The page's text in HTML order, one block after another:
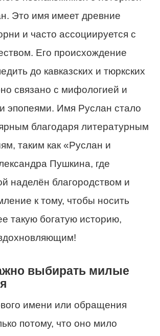
Это имя имеет древние
и часто ассоциируется с
Его происхождение
до кавказских и тюркских
связано с мифологией и
эпопеями. Имя Руслан стало
благодаря литературным
таким как «Руслан и
Пушкина, где
наделён благородством и
к тому, чтобы носить
такую богатую историю,
выбирать милые
имени или обращения
потому, что оно мило